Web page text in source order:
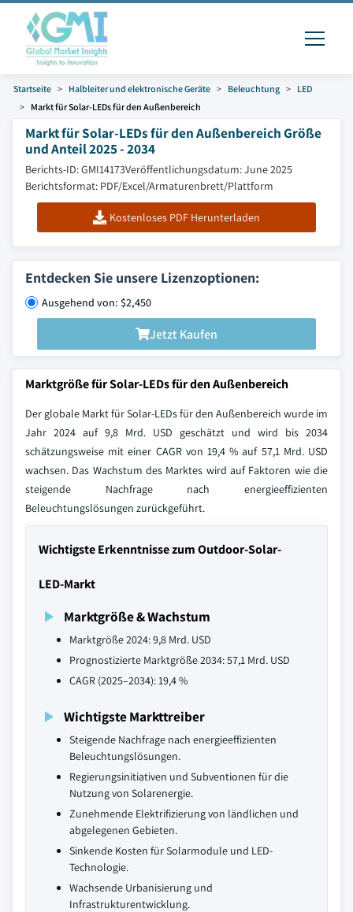
Startseite Halbleiter und elektronische Geräte Beleuchtung
LED
Markt für Solar-LEDs für den Außenbereich
Markt für Solar-LEDs für den Außenbereich Größe
und Anteil 2025 - 2034
Berichts-ID: GMI14173Veröffentlichungsdatum: June 2025
Berichtsformat: PDF/Excel/Armaturenbrett/Plattform
Kostenloses PDF Herunterladen
Entdecken Sie unsere Lizenzoptionen:
Ausgehend von: $2,450
Jetzt Kaufen
Marktgröße für Solar-LEDs für den Außenbereich
Der globale Markt für Solar-LEDs für den Außenbereich wurde im
Jahr 2024 auf 9,8 Mrd. USD geschätzt und wird bis 2034
schätzungsweise mit einer CAGR von 19,4 % auf 57,1 Mrd. USD
wachsen. Das Wachstum des Marktes wird auf Faktoren wie die
steigende Nachfrage nach energieeffizienten
Beleuchtungslösungen zurückgeführt.
Wichtigste Erkenntnisse zum Outdoor-Solar-
LED-Markt
Marktgröße & Wachstum
Marktgröße 2024: 9,8 Mrd. USD
Prognostizierte Marktgröße 2034: 57,1 Mrd. USD
CAGR (2025–2034): 19,4 %
Wichtigste Markttreiber
Steigende Nachfrage nach energieeffizienten
Beleuchtungslösungen.
Regierungsinitiativen und Subventionen für die
Nutzung von Solarenergie.
Zunehmende Elektrifizierung von ländlichen und
abgelegenen Gebieten.
Sinkende Kosten für Solarmodule und LED-
Technologie.
Wachsende Urbanisierung und
Infrastrukturentwicklung.